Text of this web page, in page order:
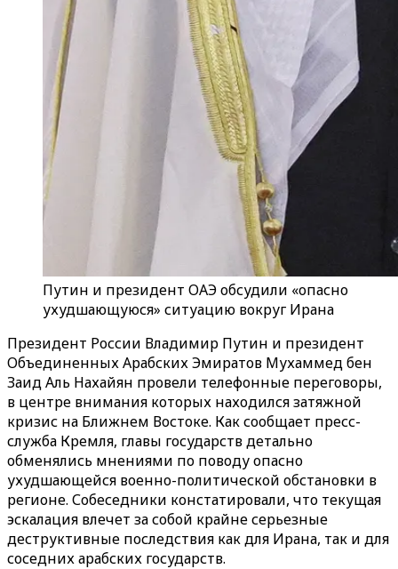
Путин и президент ОАЭ обсудили «опасно
ухудшающуюся» ситуацию вокруг Ирана
Президент России Владимир Путин и президент
Объединенных Арабских Эмиратов Мухаммед бен
Заид Аль Нахайян провели телефонные переговоры,
в центре внимания которых находился затяжной
кризис на Ближнем Востоке. Как сообщает пресс-
служба Кремля, главы государств детально
обменялись мнениями по поводу опасно
ухудшающейся военно-политической обстановки в
регионе. Собеседники констатировали, что текущая
эскалация влечет за собой крайне серьезные
деструктивные последствия как для Ирана, так и для
соседних арабских государств.